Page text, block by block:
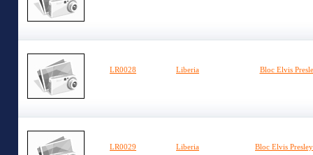
LR0028 Liberia Bloc Elvis
LR0029 Liberia Bloc Elvis